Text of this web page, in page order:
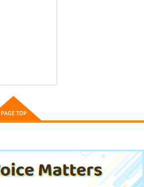
ヲ級
サンプル